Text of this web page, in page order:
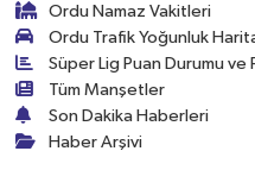
Ordu Namaz Vakitleri
Ordu Trafik Yoğunluk
Süper Lig Puan Durumu ve
Tüm Manşetler
Son Dakika Haberleri
Haber Arşivi